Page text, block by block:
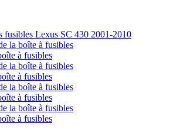
fusibles Lexus SC 430 2001-2010
la boîte à fusibles
à fusibles
la boîte à fusibles
à fusibles
la boîte à fusibles
à fusibles
la boîte à fusibles
à fusibles